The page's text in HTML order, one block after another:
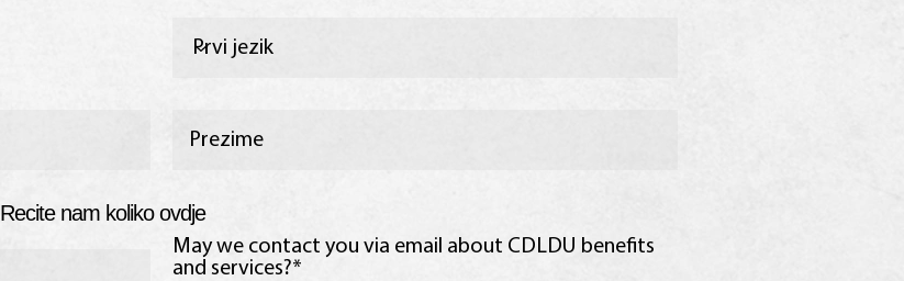
Recite nam koliko ovdje
May we contact you via email about CDLDU benefits
and services?*